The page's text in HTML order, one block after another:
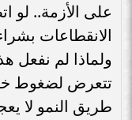
على الأزمة.. لو
الانقطاعات
ولماذا لم نفعل
تتعرض لضغوط
طريق النمو لا